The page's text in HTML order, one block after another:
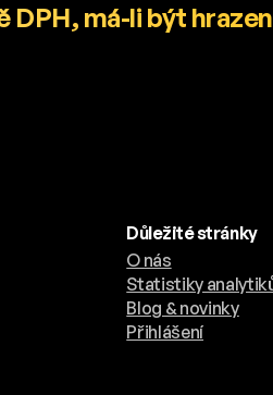
DPH, má-li být
Důležité stránky
O nás
Statistiky
Blog & novinky
Přihlášení